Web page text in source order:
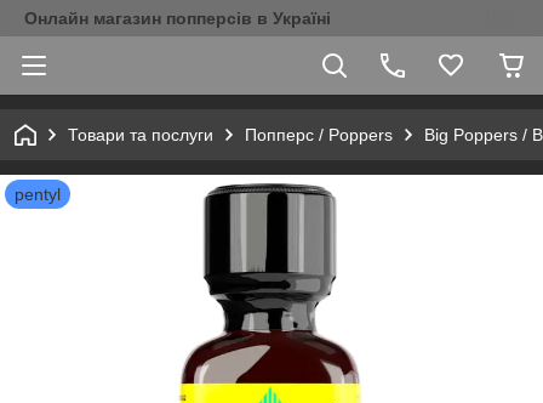
Онлайн магазин попперсів в Україні
Товари та послуги Попперс / Poppers Big Poppers /
pentyl